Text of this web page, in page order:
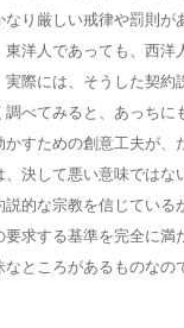
り厳しい戒律や罰則が
洋人であっても、西洋
実際には、そうした契約
調べてみると、あっちに
かすための創意工夫が、
決して悪い意味ではな
的な宗教を信じている
要求する基準を完全に満
ところがあるものなの